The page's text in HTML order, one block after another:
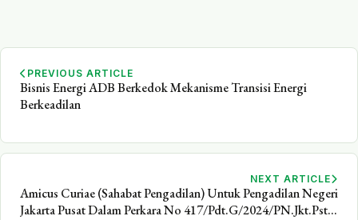
PREVIOUS ARTICLE
Bisnis Energi ADB Berkedok Mekanisme Transisi Energi
Berkeadilan
NEXT ARTICLE
Amicus Curiae (Sahabat Pengadilan) Untuk Pengadilan Negeri
Jakarta Pusat Dalam Perkara No 417/Pdt.G/2024/PN.Jkt.Pst